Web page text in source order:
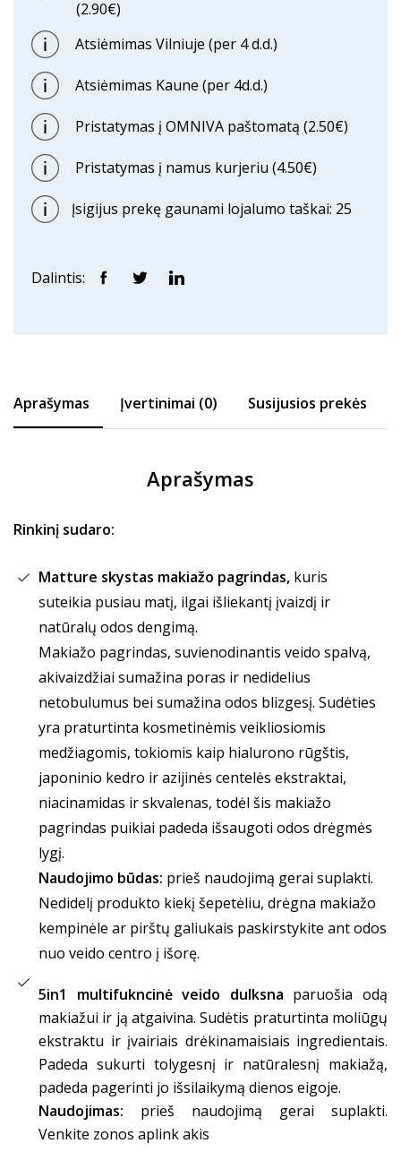
(2.90€)
Atsiėmimas Vilniuje (per 4 d.d.)
Atsiėmimas Kaune (per 4d.d.)
Pristatymas į OMNIVA paštomatą (2.50€)
Pristatymas į namus kurjeriu (4.50€)
Įsigijus prekę gaunami lojalumo taškai: 25
Dalintis:
Aprašymas Įvertinimai (0) Susijusios prekės
Aprašymas
Rinkinį sudaro:
Matture skystas makiažo pagrindas, kuris
suteikia pusiau matį, ilgai išliekantį įvaizdį ir
natūralų odos dengimą.
Makiažo pagrindas, suvienodinantis veido spalvą,
akivaizdžiai sumažina poras ir nedidelius
netobulumus bei sumažina odos blizgesį. Sudėties
yra praturtinta kosmetinėmis veikliosiomis
medžiagomis, tokiomis kaip hialurono rūgštis,
japoninio kedro ir azijinės centelės ekstraktai,
niacinamidas ir skvalenas, todėl šis makiažo
pagrindas puikiai padeda išsaugoti odos drėgmės
lygį.
Naudojimo būdas: prieš naudojimą gerai suplakti.
Nedidelį produkto kiekį šepetėliu, drėgna makiažo
kempinėle ar pirštų galiukais paskirstykite ant odos
nuo veido centro į išorę.
5in1 multifukncinė veido dulksna paruošia odą
makiažui ir ją atgaivina. Sudėtis praturtinta moliūgų
ekstraktu ir įvairiais drėkinamaisiais ingredientais.
Padeda sukurti tolygesnį ir natūralesnį makiažą,
padeda pagerinti jo išsilaikymą dienos eigoje.
Naudojimas: prieš naudojimą gerai suplakti.
Venkite zonos aplink akis